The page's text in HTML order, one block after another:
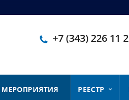
+7 (343) 226 11
МЕРОПРИЯТИЯ РЕЕСТР